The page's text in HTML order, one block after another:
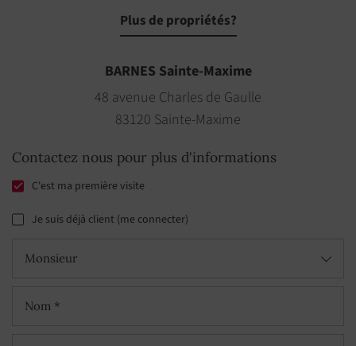
Plus de propriétés?
BARNES Sainte-Maxime
48 avenue Charles de Gaulle
83120 Sainte-Maxime
Contactez nous pour plus d'informations
C'est ma première visite
Je suis déjà client (me connecter)
Monsieur